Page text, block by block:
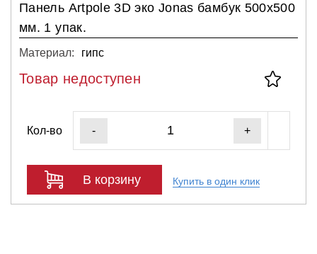
Панель Artpole 3D эко Jonas бамбук 500x500
мм. 1 упак.
Материал: гипс
Товар недоступен
Кол-во - +
В корзину Купить в один клик